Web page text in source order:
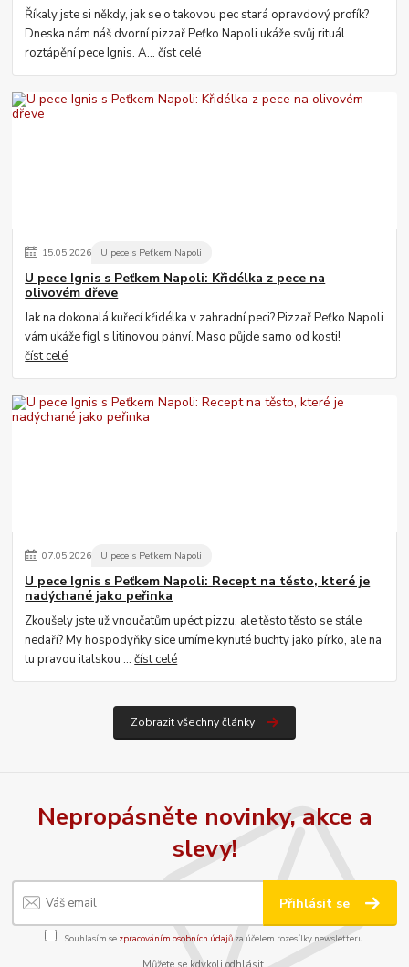
Říkaly jste si někdy, jak se o takovou pec stará opravdový profík?
Dneska nám náš dvorní pizzař Peťko Napoli ukáže svůj rituál
roztápění pece Ignis. A...číst celé
15.05.2026 U pece s Peťkem Napoli
U pece Ignis s Peťkem Napoli: Křidélka z pece na
olivovém dřeve
Jak na dokonalá kuřecí křidélka v zahradní peci? Pizzař Peťko Napoli
vám ukáže fígl s litinovou pánví. Maso půjde samo od kosti!
číst celé
07.05.2026 U pece s Peťkem Napoli
U pece Ignis s Peťkem Napoli: Recept na těsto, které je
nadýchané jako peřinka
Zkoušely jste už vnoučatům upéct pizzu, ale těsto těsto se stále
nedaří? My hospodyňky sice umíme kynuté buchty jako pírko, ale na
tu pravou italskou ...číst celé
Zobrazit všechny články
Nepropásněte novinky, akce a
slevy!
Přihlásit se
Souhlasím se zpracováním osobních údajůza účelem rozesílky newsletteru.
Můžete se kdykoli odhlásit.